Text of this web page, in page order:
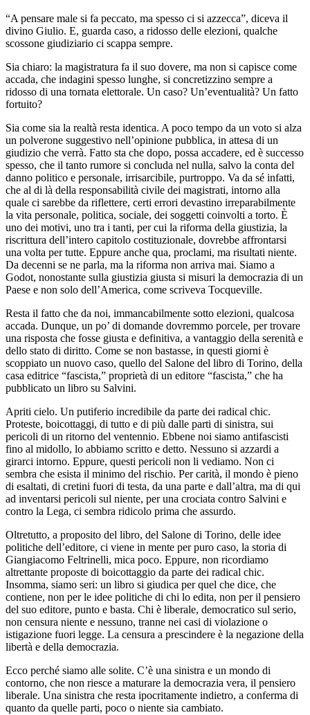
“A pensare male si fa peccato, ma spesso ci si azzecca”, diceva il
divino Giulio. E, guarda caso, a ridosso delle elezioni, qualche
scossone giudiziario ci scappa sempre.
Sia chiaro: la magistratura fa il suo dovere, ma non si capisce come
accada, che indagini spesso lunghe, si concretizzino sempre a
ridosso di una tornata elettorale. Un caso? Un’eventualità? Un fatto
fortuito?
Sia come sia la realtà resta identica. A poco tempo da un voto si alza
un polverone suggestivo nell’opinione pubblica, in attesa di un
giudizio che verrà. Fatto sta che dopo, possa accadere, ed è successo
spesso, che il tanto rumore si concluda nel nulla, salvo la conta del
danno politico e personale, irrisarcibile, purtroppo. Va da sé infatti,
che al di là della responsabilità civile dei magistrati, intorno alla
quale ci sarebbe da riflettere, certi errori devastino irreparabilmente
la vita personale, politica, sociale, dei soggetti coinvolti a torto. È
uno dei motivi, uno tra i tanti, per cui la riforma della giustizia, la
riscrittura dell’intero capitolo costituzionale, dovrebbe affrontarsi
una volta per tutte. Eppure anche qua, proclami, ma risultati niente.
Da decenni se ne parla, ma la riforma non arriva mai. Siamo a
Godot, nonostante sulla giustizia giusta si misuri la democrazia di un
Paese e non solo dell’America, come scriveva Tocqueville.
Resta il fatto che da noi, immancabilmente sotto elezioni, qualcosa
accada. Dunque, un po’ di domande dovremmo porcele, per trovare
una risposta che fosse giusta e definitiva, a vantaggio della serenità e
dello stato di diritto. Come se non bastasse, in questi giorni è
scoppiato un nuovo caso, quello del Salone del libro di Torino, della
casa editrice “fascista,” proprietà di un editore “fascista,” che ha
pubblicato un libro su Salvini.
Apriti cielo. Un putiferio incredibile da parte dei radical chic.
Proteste, boicottaggi, di tutto e di più dalle parti di sinistra, sui
pericoli di un ritorno del ventennio. Ebbene noi siamo antifascisti
fino al midollo, lo abbiamo scritto e detto. Nessuno si azzardi a
girarci intorno. Eppure, questi pericoli non li vediamo. Non ci
sembra che esista il minimo del rischio. Per carità, il mondo è pieno
di esaltati, di cretini fuori di testa, da una parte e dall’altra, ma di qui
ad inventarsi pericoli sul niente, per una crociata contro Salvini e
contro la Lega, ci sembra ridicolo prima che assurdo.
Oltretutto, a proposito del libro, del Salone di Torino, delle idee
politiche dell’editore, ci viene in mente per puro caso, la storia di
Giangiacomo Feltrinelli, mica poco. Eppure, non ricordiamo
altrettante proposte di boicottaggio da parte dei radical chic.
Insomma, siamo seri: un libro si giudica per quel che dice, che
contiene, non per le idee politiche di chi lo edita, non per il pensiero
del suo editore, punto e basta. Chi è liberale, democratico sul serio,
non censura niente e nessuno, tranne nei casi di violazione o
istigazione fuori legge. La censura a prescindere è la negazione della
libertà e della democrazia.
Ecco perché siamo alle solite. C’è una sinistra e un mondo di
contorno, che non riesce a maturare la democrazia vera, il pensiero
liberale. Una sinistra che resta ipocritamente indietro, a conferma di
quanto da quelle parti, poco o niente sia cambiato.